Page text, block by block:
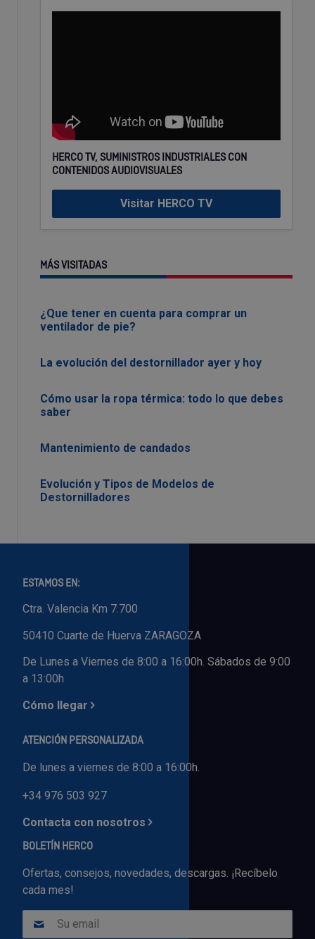
HERCO TV, SUMINISTROS INDUSTRIALES CON
CONTENIDOS AUDIOVISUALES
Visitar HERCO TV
MÁS VISITADAS
¿Que tener en cuenta para comprar un
ventilador de pie?
La evolución del destornillador ayer y hoy
Cómo usar la ropa térmica: todo lo que debes
saber
Mantenimiento de candados
Evolución y Tipos de Modelos de
Destornilladores
ESTAMOS EN:
Ctra. Valencia Km 7.700
50410 Cuarte de Huerva ZARAGOZA
De Lunes a Viernes de 8:00 a 16:00h. Sábados de 9:00
a 13:00h
Cómo llegar
ATENCIÓN PERSONALIZADA
De lunes a viernes de 8:00 a 16:00h.
+34 976 503 927
Contacta con nosotros
BOLETÍN HERCO
Ofertas, consejos, novedades, descargas. ¡Recíbelo
cada mes!